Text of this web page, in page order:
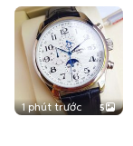
1 phút trước 5